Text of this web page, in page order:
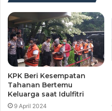
KPK Beri Kesempatan
Tahanan Bertemu
Keluarga saat Idulfitri
9 April 2024